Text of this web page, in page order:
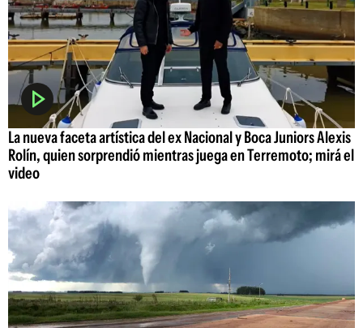
La nueva faceta artística del ex Nacional y Boca Juniors Alexis
Rolín, quien sorprendió mientras juega en Terremoto; mirá el
video